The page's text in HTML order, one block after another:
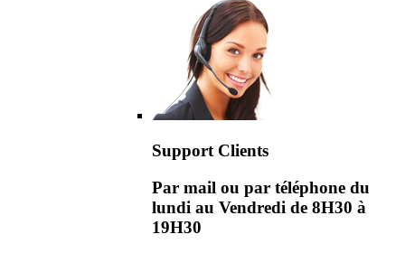
Support Clients
Par mail ou par téléphone du
lundi au Vendredi de 8H30 à
19H30